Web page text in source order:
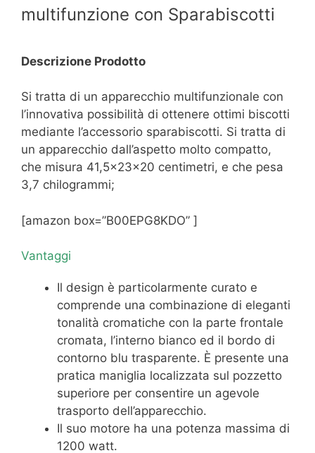
multifunzione con Sparabiscotti
Descrizione Prodotto
Si tratta di un apparecchio multifunzionale con
l’innovativa possibilità di ottenere ottimi biscotti
mediante l’accessorio sparabiscotti. Si tratta di
un apparecchio dall’aspetto molto compatto,
che misura 41,5x23x20 centimetri, e che pesa
3,7 chilogrammi;
[amazon box=”B00EPG8KDO” ]
Vantaggi
Il design è particolarmente curato e
comprende una combinazione di eleganti
tonalità cromatiche con la parte frontale
cromata, l’interno bianco ed il bordo di
contorno blu trasparente. È presente una
pratica maniglia localizzata sul pozzetto
superiore per consentire un agevole
trasporto dell’apparecchio.
Il suo motore ha una potenza massima di
1200 watt.